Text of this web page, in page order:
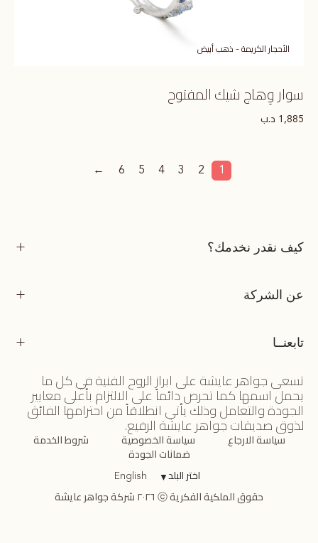
الأحجار الكريمة - ذهب أبيض
سوار وِهاج شيك المفتوح
1,885 د.ب
1
2
3
4
5
6
←
كيف نقدر نخدمك؟
عن الشركة
تابعنــا
تسعى جواهر عايشة على ابراز الروح الفنية في كل ما
يحمل اسمها كما تحرص دائماً على الالتزام بأعلى معايير
الجودة والتعامل وذلك يأتي انطلاقاً من احترامها الفائق
لذوق صديقات جواهر عايشة الرفيع.
سياسة الارجاع سياسة الخصوصية شروط الخدمة
ضمانات الجودة
اختر البلد▼
English
حقوق الملكية الفكرية ⓒ ٢٠٢٦ شركة جواهر عايشة